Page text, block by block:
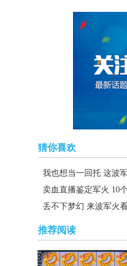
猜你喜欢
我也想当一回托 这波
卖血直播鉴定军火 10
丢不下梦幻 来波军火
推荐阅读